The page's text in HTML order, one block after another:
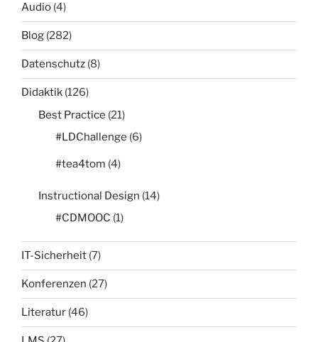
Audio (4)
Blog (282)
Datenschutz (8)
Didaktik (126)
Best Practice (21)
#LDChallenge (6)
#tea4tom (4)
Instructional Design (14)
#CDMOOC (1)
IT-Sicherheit (7)
Konferenzen (27)
Literatur (46)